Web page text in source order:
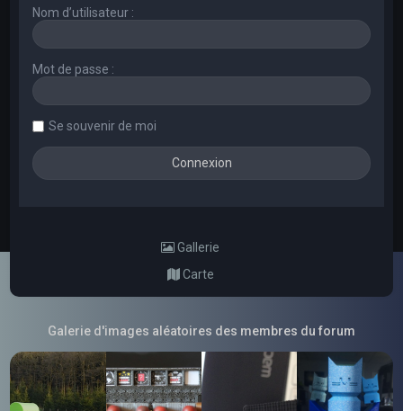
Nom d’utilisateur :
Mot de passe :
Se souvenir de moi
Gallerie
Carte
Galerie d'images aléatoires des membres du forum